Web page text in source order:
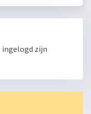
ingelogd zijn